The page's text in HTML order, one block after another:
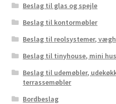
Beslag til glas og spejle
Beslag til kontormøbler
Beslag til reolsystemer,
Beslag til tinyhouse, mini
Beslag til udemøbler,
terrassemøbler
Bordbeslag